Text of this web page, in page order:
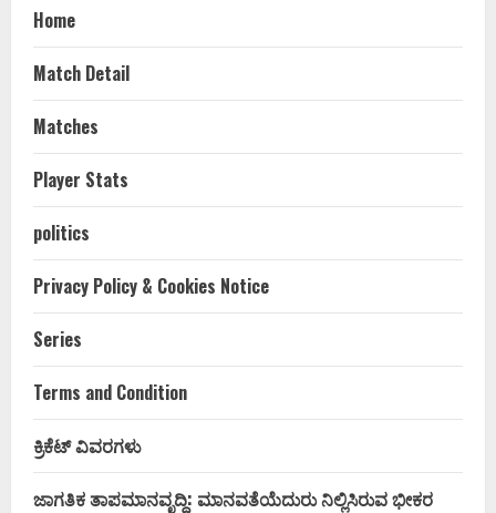
Home
Match Detail
Matches
Player Stats
politics
Privacy Policy & Cookies Notice
Series
Terms and Condition
ಕ್ರಿಕೆಟ್ ವಿವರಗಳು
ಜಾಗತಿಕ ತಾಪಮಾನವೃದ್ಧಿ: ಮಾನವತೆಯೆದುರು ನಿಲ್ಲಿಸಿರುವ ಭೀಕರ